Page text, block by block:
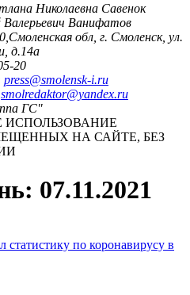
Николаевна Савенок
Валерьевич Ванифатов
обл, г. Смоленск, ул.
д.14а
20
press@smolensk-i.ru
smolredaktor@yandex.ru
ГС"
НА САЙТЕ, БЕЗ
07.11.2021
статистику по коронавирусу в